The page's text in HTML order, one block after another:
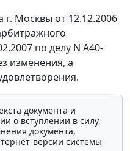
Москвы от 12.12.2006
по делу N А40-
изменения, а
документа и
о вступлении в силу,
документа,
версии системы